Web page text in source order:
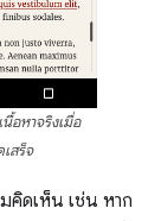
อหาจริงเมื่อ
สร็จ
คิดเห็น เช่น หาก